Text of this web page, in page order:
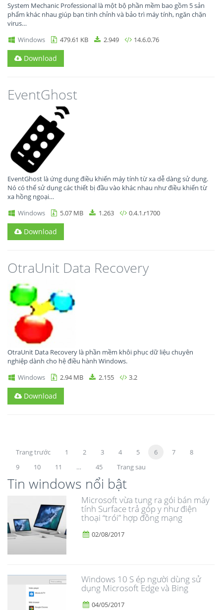
System Mechanic Professional là một bộ phần mềm bao gồm 5 sản
phẩm khác nhau giúp bạn tinh chỉnh và bảo trì máy tính, ngăn chặn
virus…
Windows
479.61 KB 2.949 14.6.0.76
Download
EventGhost
EventGhost là ứng dụng điều khiển máy tính từ xa dễ dàng sử dụng.
Nó có thể sử dụng các thiết bị đầu vào khác nhau như điều khiển từ
xa hồng ngoại…
Windows
5.07 MB 1.263 0.4.1.r1700
Download
OtraUnit Data Recovery
OtraUnit Data Recovery là phần mềm khôi phục dữ liệu chuyên
nghiệp dành cho hệ điều hành Windows.
Windows
2.94 MB 2.155 3.2
Download
Trang trước 1 2 3 4 5 6 7
8
9
10 11 … 45 Trang sau
Tin windows nổi bật
Microsoft vừa tung ra gói bán máy
tính Surface trả góp y như điện
thoại “trói” hợp đồng mạng
02/08/2017
Windows 10 S ép người dùng sử
dụng Microsoft Edge và Bing
04/05/2017